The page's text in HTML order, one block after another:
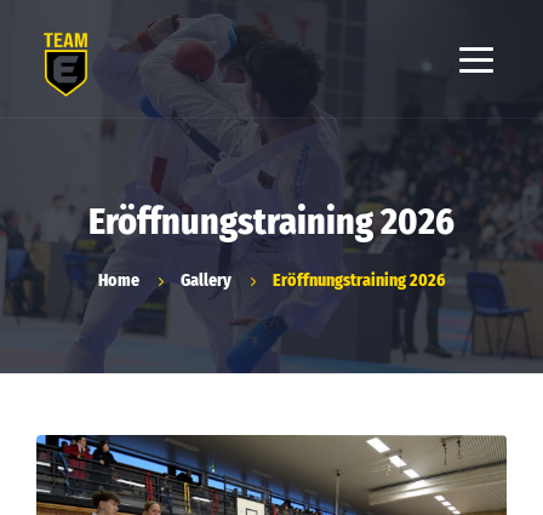
Eröffnungstraining 2026
Home Gallery Eröffnungstraining 2026